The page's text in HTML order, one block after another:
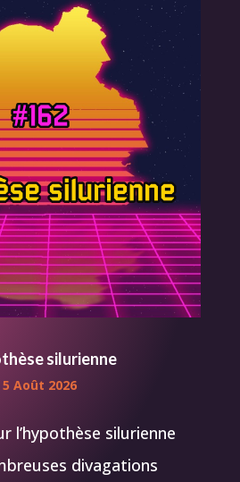
silurienne
5 Août 2026
l’hypothèse silurienne
divagations